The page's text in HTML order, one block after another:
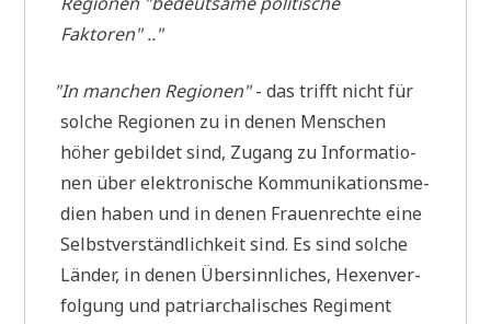
Faktoren" .."
"In man­chen Regio­nen"- das trifft nicht für
sol­che Regio­nen zu in denen Men­schen
höher gebil­det sind, Zugang zu Infor­ma­tio­
nen über elek­tro­ni­sche Kom­mu­ni­ka­ti­ons­me­
di­en haben und in denen Frau­en­rech­te eine
Selbst­ver­ständ­lich­keit sind. Es sind sol­che
Län­der, in denen Über­sinn­li­ches, Hexen­ver­
fol­gung und patri­ar­cha­li­sches Regi­ment